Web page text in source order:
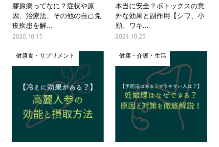
膠原病ってなに？症状や原
因、治療法、その他の自己免
疫疾患を解...
2020.10.15
本当に安全？ボトックスの意
外な効果と副作用【シワ、小
顔、ワキ...
2021.10.25
健康食・サプリメント 健康・介護・生活